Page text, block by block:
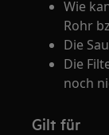
Wie
Rohr
Die
Die
noch
Gilt für